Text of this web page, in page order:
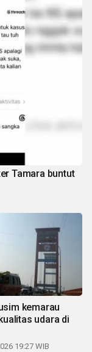
Tamara buntut
kemarau
udara di
19:27 WIB